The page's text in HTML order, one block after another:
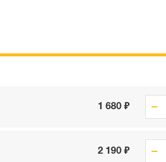
1 680 ₽
2 190 ₽